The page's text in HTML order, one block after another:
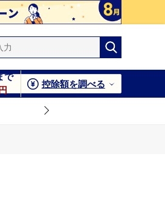
で
控除額を調べる